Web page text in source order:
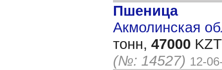
Пшеница
Акмолинская
тонн, 47000
(№: 14527) 12-